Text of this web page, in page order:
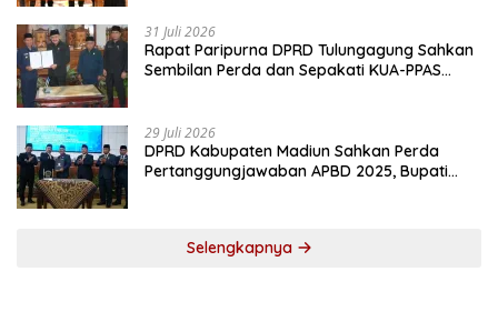
31 Juli 2026
Rapat Paripurna DPRD Tulungagung Sahkan
Sembilan Perda dan Sepakati KUA-PPAS
29 Juli 2026
DPRD Kabupaten Madiun Sahkan Perda
Pertanggungjawaban APBD 2025, Bupati
Selengkapnya